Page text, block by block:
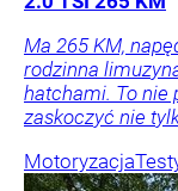
Ma 265 KM,
rodzinna
hatchami. To nie
zaskoczyć nie
Motoryzacja